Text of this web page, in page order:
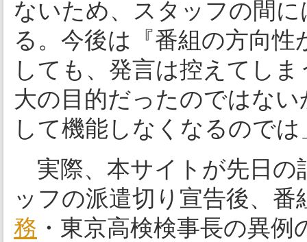
ないため、スタッフの間
る。今後は『番組の方向
しても、発言は控えてし
大の目的だったのではな
して機能しなくなるので
実際、本サイトが先日の
ッフの派遣切り宣告後、
務 ・東京高検検事長の異